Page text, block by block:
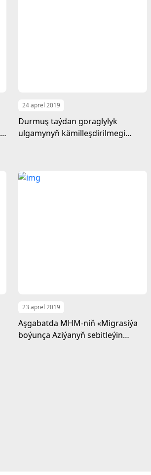
24 aprel 2019
Durmuş taýdan goraglylyk
ulgamynyň kämilleşdirilmegi
23 aprel 2019
Aşgabatda MHM-niň «Migrasiýa
boýunça Aziýanyň sebitleýin